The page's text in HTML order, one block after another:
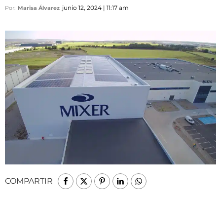
Por: Marisa Álvarez junio 12, 2024 | 11:17 am
COMPARTIR